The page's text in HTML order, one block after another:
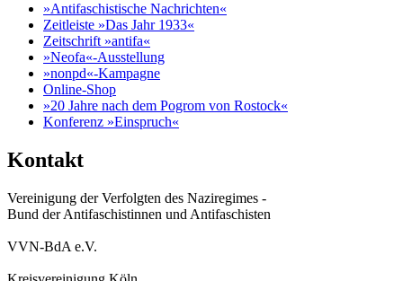
»Antifaschistische Nachrichten«
Zeitleiste »Das Jahr 1933«
Zeitschrift »antifa«
»Neofa«-Ausstellung
»nonpd«-Kampagne
Online-Shop
»20 Jahre nach dem Pogrom von Rostock«
Konferenz »Einspruch«
Kontakt
Vereinigung der Verfolgten des Naziregimes -
Bund der Antifaschistinnen und Antifaschisten
VVN-BdA e.V.